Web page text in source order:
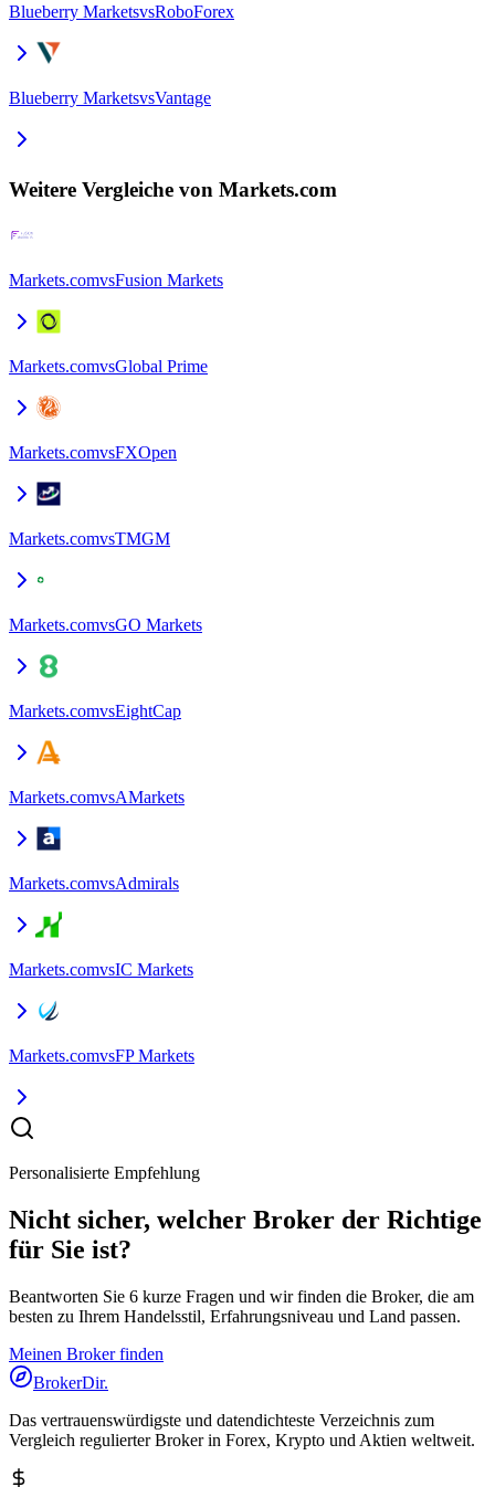
Blueberry MarketsvsRoboForex
Blueberry MarketsvsVantage
Weitere Vergleiche von Markets.com
Markets.comvsFusion Markets
Markets.comvsGlobal Prime
Markets.comvsFXOpen
Markets.comvsTMGM
Markets.comvsGO Markets
Markets.comvsEightCap
Markets.comvsAMarkets
Markets.comvsAdmirals
Markets.comvsIC Markets
Markets.comvsFP Markets
Personalisierte Empfehlung
Nicht sicher, welcher Broker der Richtige
für Sie ist?
Beantworten Sie 6 kurze Fragen und wir finden die Broker, die am
besten zu Ihrem Handelsstil, Erfahrungsniveau und Land passen.
Meinen Broker finden
BrokerDir.
Das vertrauenswürdigste und datendichteste Verzeichnis zum
Vergleich regulierter Broker in Forex, Krypto und Aktien weltweit.